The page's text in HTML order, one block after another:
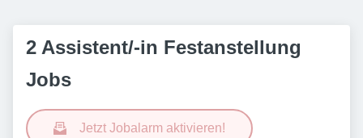
2 Assistent/-in Festanstellung
Jobs
Jetzt Jobalarm aktivieren!